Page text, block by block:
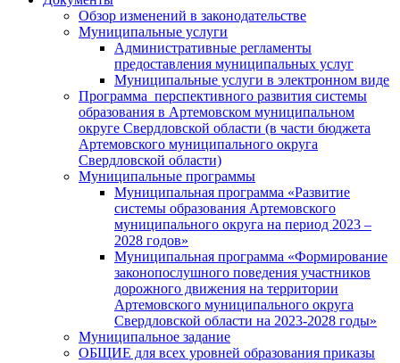
Обзор изменений в законодательстве
Муниципальные услуги
Административные регламенты
предоставления муниципальных услуг
Муниципальные услуги в электронном виде
Программа перспективного развития системы
образования в Артемовском муниципальном
округе Свердловской области (в части бюджета
Артемовского муниципального округа
Свердловской области)
Муниципальные программы
Муниципальная программа «Развитие
системы образования Артемовского
муниципального округа на период 2023 –
2028 годов»
Муниципальная программа «Формирование
законопослушного поведения участников
дорожного движения на территории
Артемовского муниципального округа
Свердловской области на 2023-2028 годы»
Муниципальное задание
ОБЩИЕ для всех уровней образования приказы